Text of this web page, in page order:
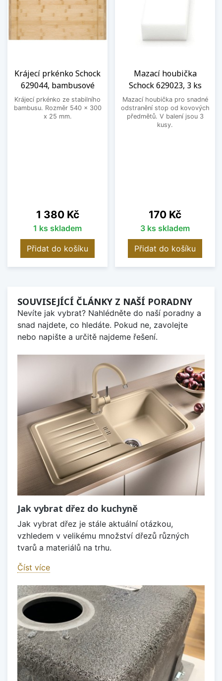
Krájecí prkénko Schock
629044, bambusové
Krájecí prkénko ze stabilního
bambusu. Rozměr 540 x 300
x 25 mm.
Cena
1 380 Kč
1 ks skladem
Přidat do košíku
Mazací houbička
Schock 629023, 3 ks
Mazací houbička pro snadné
odstranění stop od kovových
předmětů. V balení jsou 3
kusy.
Cena
170 Kč
3 ks skladem
Přidat do košíku
SOUVISEJÍCÍ ČLÁNKY Z NAŠÍ PORADNY
Nevíte jak vybrat? Nahlédněte do naší poradny a
snad najdete, co hledáte. Pokud ne, zavolejte
nebo napište a určitě najdeme řešení.
Jak vybrat dřez do kuchyně
Jak vybrat dřez je stále aktuální otázkou,
vzhledem v velikému množství dřezů různých
tvarů a materiálů na trhu.
Číst více